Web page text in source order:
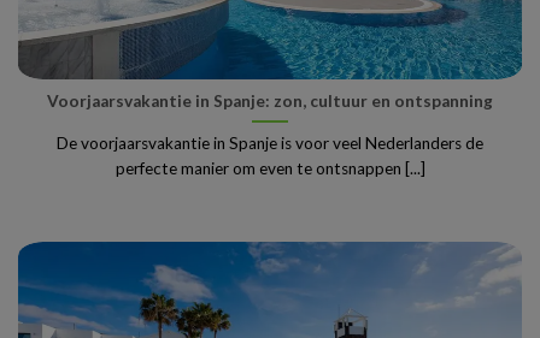
Voorjaarsvakantie in Spanje: zon, cultuur en ontspanning
De voorjaarsvakantie in Spanje is voor veel Nederlanders de
perfecte manier om even te ontsnappen [...]